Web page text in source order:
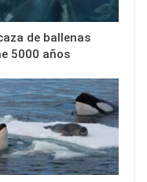
de ballenas
5000 años